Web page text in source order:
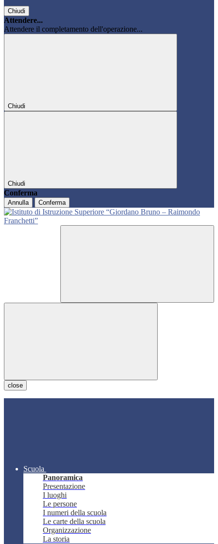
Chiudi
Attendere...
Attendere il completamento dell'operazione...
Chiudi
Chiudi
Conferma
Annulla Conferma
close
Scuola
Panoramica
Presentazione
I luoghi
Le persone
I numeri della scuola
Le carte della scuola
Organizzazione
La storia